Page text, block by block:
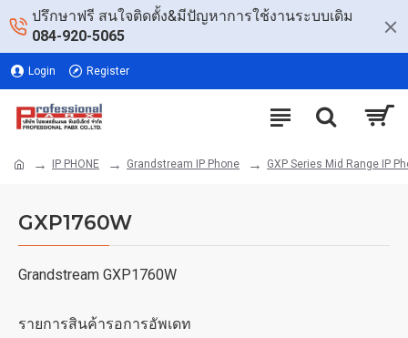
ปรึกษาฟรี สนใจติดตั้ง&มีปัญหาการใช้งานระบบเดิม
084-920-5065
Login Register
IP PHONE Grandstream IP Phone GXP Series Mid Range IP
GXP1760W
Grandstream GXP1760W
รายการสินค้ารอการอัพเดท